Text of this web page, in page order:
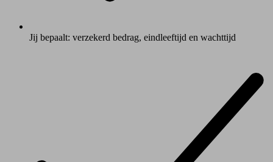
Jij bepaalt: verzekerd bedrag, eindleeftijd en wachttijd